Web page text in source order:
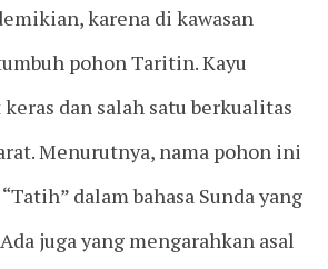
karena di kawasan
pohon Taritin. Kayu
dan salah satu berkualitas
Menurutnya, nama pohon ini
dalam bahasa Sunda yang
juga yang mengarahkan asal